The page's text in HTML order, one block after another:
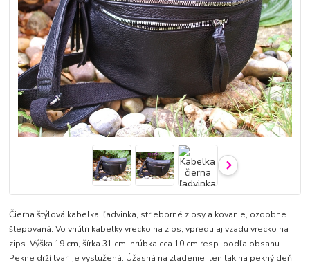
Čierna štýlová kabelka, ľadvinka, strieborné zipsy a kovanie, ozdobne
štepovaná. Vo vnútri kabelky vrecko na zips, vpredu aj vzadu vrecko na
zips. Výška 19 cm, šírka 31 cm, hrúbka cca 10 cm resp. podľa obsahu.
Pekne drží tvar, je vystužená. Úžasná na zladenie, len tak na pekný deň,